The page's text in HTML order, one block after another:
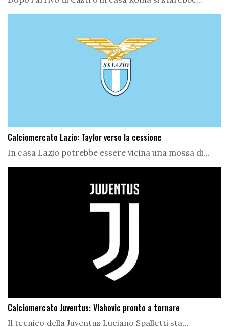
Calciomercato Lazio: Taylor verso la cessione
In casa Lazio potrebbe essere vicina una mossa di...
Calciomercato Juventus: Vlahovic pronto a tornare
Il tecnico della Juventus Luciano Spalletti sta...